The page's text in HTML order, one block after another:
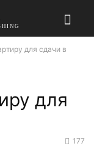
для сдачи в
для
177